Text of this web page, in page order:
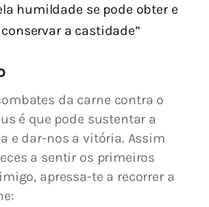
humildade se pode obter e
conservar a castidade”
da carne contra o
é que pode sustentar a
e dar-nos a vitória. Assim
a sentir os primeiros
apressa-te a recorrer a